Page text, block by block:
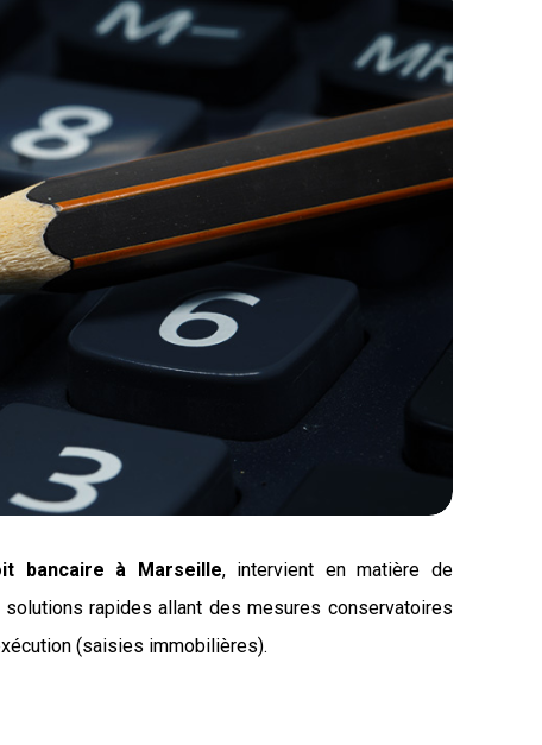
bancaire à Marseille, intervient en matière de
rapides allant des mesures conservatoires
(saisies immobilières).